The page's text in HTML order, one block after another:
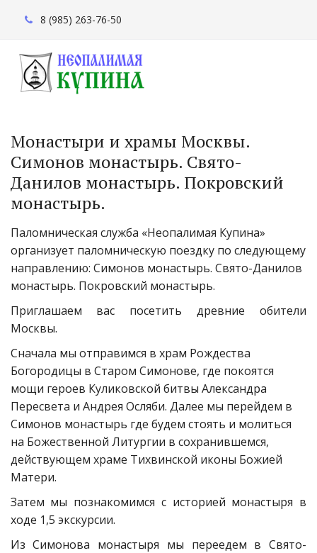
8 (985) 263-76-50
Монастыри и храмы Москвы.
Симонов монастырь. Свято-
Данилов монастырь. Покровский
монастырь.
Паломническая служба «Неопалимая Купина»
организует паломническую поездку по следующему
направлению: Симонов монастырь. Свято-Данилов
монастырь. Покровский монастырь.
Приглашаем вас посетить древние обители
Москвы.
Сначала мы отправимся в храм Рождества
Богородицы в Старом Симонове, где покоятся
мощи героев Куликовской битвы Александра
Пересвета и Андрея Осляби. Далее мы перейдем в
Симонов монастырь где будем стоять и молиться
на Божественной Литургии в сохранившемся,
действующем храме Тихвинской иконы Божией
Матери.
Затем мы познакомимся с историей монастыря в
ходе 1,5 экскурсии.
Из Симонова монастыря мы переедем в Свято-